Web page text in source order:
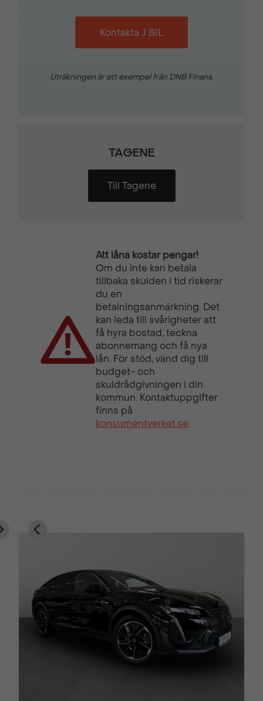
Kontakta J BIL
Uträkningen är ett exempel från DNB Finans.
TAGENE
Till Tagene
Att låna kostar pengar!
Om du inte kan betala
tillbaka skulden i tid riskerar
du en
betalningsanmärkning. Det
kan leda till svårigheter att
få hyra bostad, teckna
abonnemang och få nya
lån. För stöd, vänd dig till
budget- och
skuldrådgivningen i din
kommun. Kontaktuppgifter
finns på
konsumentverket.se.